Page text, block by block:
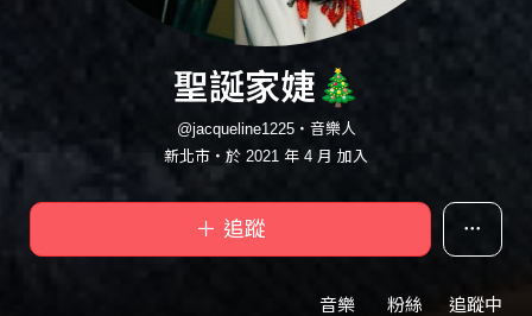
聖誕家婕🎄
@jacqueline1225・音樂人
新北市・於 2021 年 4 月 加入
＋ 追蹤
音樂 粉絲 追蹤中